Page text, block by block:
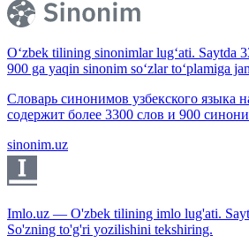
O‘zbek tilining sinonimlar lug‘ati. Saytda
900 ga yaqin sinonim so‘zlar to‘plamiga
Словарь синонимов узбекского языка
содержит более 3300 слов и 900
sinonim.uz
Imlo.uz — O'zbek tilining imlo lug'ati.
So'zning to'g'ri yozilishini tekshiring.